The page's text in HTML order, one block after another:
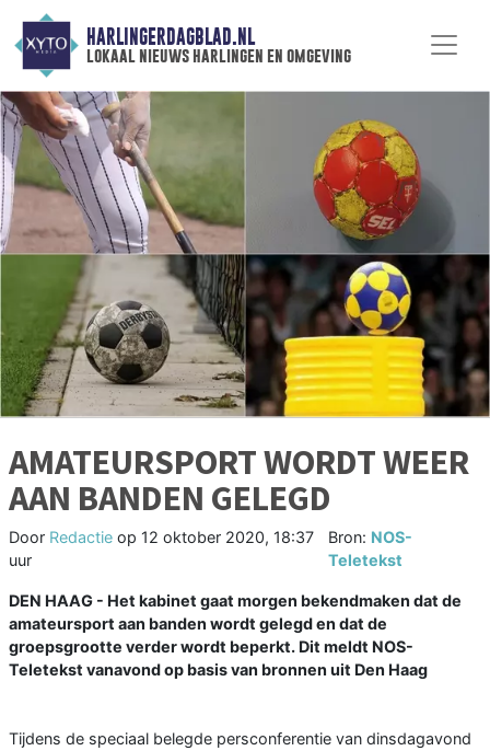
HARLINGERDAGBLAD.NL
lokaal nieuws harlingen en omgeving
AMATEURSPORT WORDT WEER
AAN BANDEN GELEGD
Door Redactie op 12 oktober 2020, 18:37
uur
Bron: NOS-
Teletekst
DEN HAAG - Het kabinet gaat morgen bekendmaken dat de
amateursport aan banden wordt gelegd en dat de
groepsgrootte verder wordt beperkt. Dit meldt NOS-
Teletekst vanavond op basis van bronnen uit Den Haag
Tijdens de speciaal belegde persconferentie van dinsdagavond